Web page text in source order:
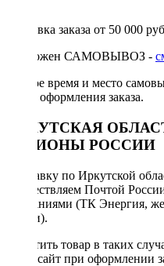
Доставка заказа от 50 000
Возможен САМОВЫВОЗ -
Точное время и место
после оформления заказа.
ИРКУТСКАЯ
РЕГИОНЫ РОССИИ
Отправку по Иркутской
осуществляем Почтой
компаниями (ТК Энергия,
линии).
Оплатить товар в таких
через сайт при оформлении